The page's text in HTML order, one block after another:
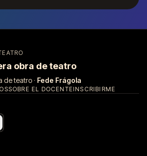
obra de teatro
de teatro · Fede Frágola
SOBRE EL DOCENTEINSCRIBIRME